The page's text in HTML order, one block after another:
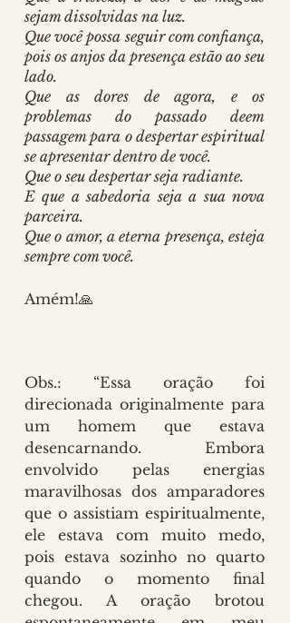
sejam dissolvidas na luz.
Que você possa seguir com confiança,
pois os anjos da presença estão ao seu
lado.
Que as dores de agora, e os
problemas do passado deem
passagem para o despertar espiritual
se apresentar dentro de você.
Que o seu despertar seja radiante.
E que a sabedoria seja a sua nova
parceira.
Que o amor, a eterna presença, esteja
sempre com você.
Amém!🙏
Obs.: “Essa oração foi
direcionada originalmente para
um homem que estava
desencarnando. Embora
envolvido pelas energias
maravilhosas dos amparadores
que o assistiam espiritualmente,
ele estava com muito medo,
pois estava sozinho no quarto
quando o momento final
chegou. A oração brotou